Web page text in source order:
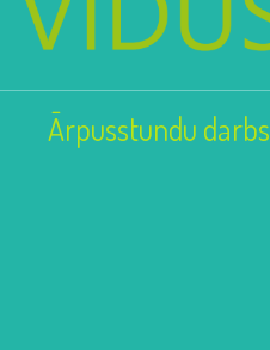
Ārpusstundu darbs